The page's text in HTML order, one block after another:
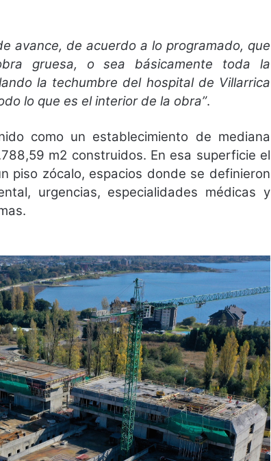
avance, de acuerdo a lo programado, que
gruesa, o sea básicamente toda la
la techumbre del hospital de Villarrica
lo que es el interior de la obra”.
como un establecimiento de mediana
m2 construidos. En esa superficie el
piso zócalo, espacios donde se definieron
urgencias, especialidades médicas y